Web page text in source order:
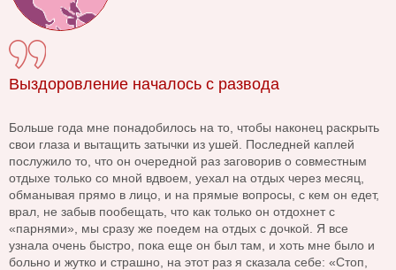
Выздоровление началось с развода
Больше года мне понадобилось на то, чтобы наконец раскрыть
свои глаза и вытащить затычки из ушей. Последней каплей
послужило то, что он очередной раз заговорив о совместным
отдыхе только со мной вдвоем, уехал на отдых через месяц,
обманывая прямо в лицо, и на прямые вопросы, с кем он едет,
врал, не забыв пообещать, что как только он отдохнет с
«парнями», мы сразу же поедем на отдых с дочкой. Я все
узнала очень быстро, пока еще он был там, и хоть мне было и
больно и жутко и страшно, на этот раз я сказала себе: «Стоп,